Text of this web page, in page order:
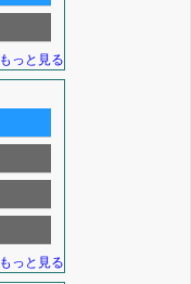
もっと見る
もっと見る